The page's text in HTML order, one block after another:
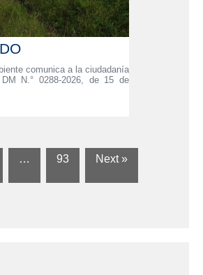
comunica a la ciudadanía
N.° 0288-2026, de 15 de
… 93 Next »